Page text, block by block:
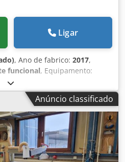
Uma visita para inspeção da
agendamento prévio.
Ligar
, Ano de fabrico: 2017,
funcional, Equipamento:
de corte e dimensionamento
A máquina está em
pessoalmente. É possível
até ao final de agosto
de preço. Descrição da
básica CNC com
principal: - Painel de
5,5 kW - 3.400 - 5.000 RPM
Anúncio classificado